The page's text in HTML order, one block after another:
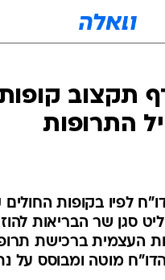
תקצוב
התרופות
לפיו בקופות החולים
סגן שר הבריאות
העצמית ברכישת
מוטה ומבוסס על